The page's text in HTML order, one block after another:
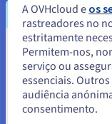
Parece
Estados
Para encomendar a
criar uma conta no
A OVHcloud e os
rastreadores no
estritamente
Permitem-nos,
serviço ou
essenciais.
audiência
consentimento.